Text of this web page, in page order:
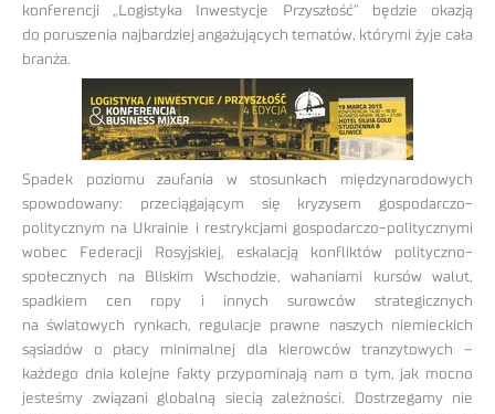
konferencji „Logistyka Inwestycje Przyszłość” będzie okazją
do poruszenia najbardziej angażujących tematów, którymi żyje cała
branża.
Spadek poziomu zaufania w stosunkach międzynarodowych
spowodowany: przeciągającym się kryzysem gospodarczo-
politycznym na Ukrainie i restrykcjami gospodarczo-politycznymi
wobec Federacji Rosyjskiej, eskalacją konfliktów polityczno-
społecznych na Bliskim Wschodzie, wahaniami kursów walut,
spadkiem cen ropy i innych surowców strategicznych
na światowych rynkach, regulacje prawne naszych niemieckich
sąsiadów o płacy minimalnej dla kierowców tranzytowych –
każdego dnia kolejne fakty przypominają nam o tym, jak mocno
jesteśmy związani globalną siecią zależności. Dostrzegamy nie